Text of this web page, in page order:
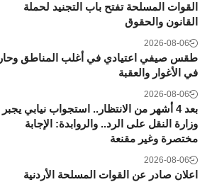
القوات المسلحة تفتح باب التجنيد لحملة
القانون والحقوق
2026-08-06
طقس صيفي اعتيادي في أغلب المناطق وحار
في الأغوار والعقبة
2026-08-06
بعد 4 أشهر من الانتظار.. استجواب نيابي يجبر
وزارة النقل على الرد.. والروابدة: الإجابة
مختصرة وغير مقنعة
2026-08-06
اعلان صادر عن القوات المسلحة الأردنية